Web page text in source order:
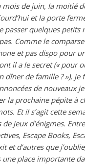
de juin, la moitié
et la porte
passer quelques petits
Comme le
et pas dispo pour
il a le secret (« pour
dîner de famille ? »), je
de nouveaux
la prochaine pépite à
Et il s’agit cette
jeux d’énigmes.
Escape Books,
et d’autres que
place importante